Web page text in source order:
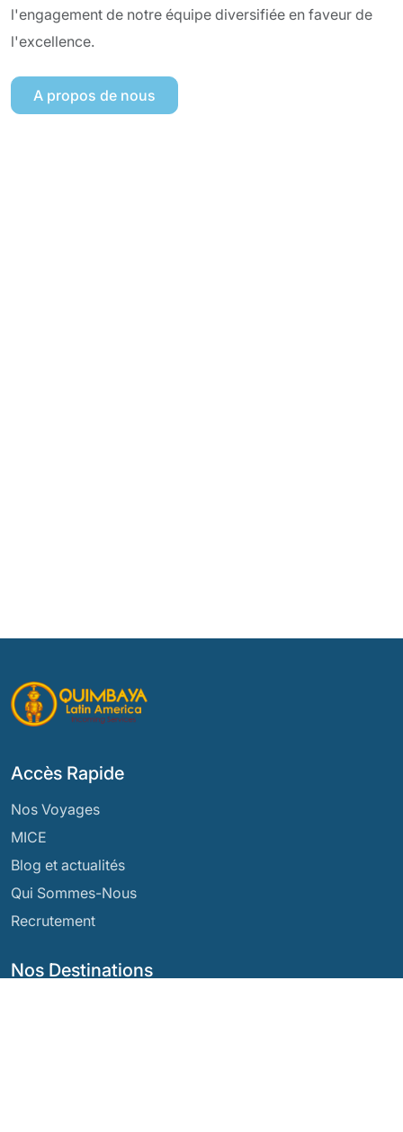
l'engagement de notre équipe diversifiée en faveur de
l'excellence.
A propos de nous
Nos Destinations
Accès Rapide
Nos Voyages
MICE
Blog et actualités
Qui Sommes-Nous
Recrutement